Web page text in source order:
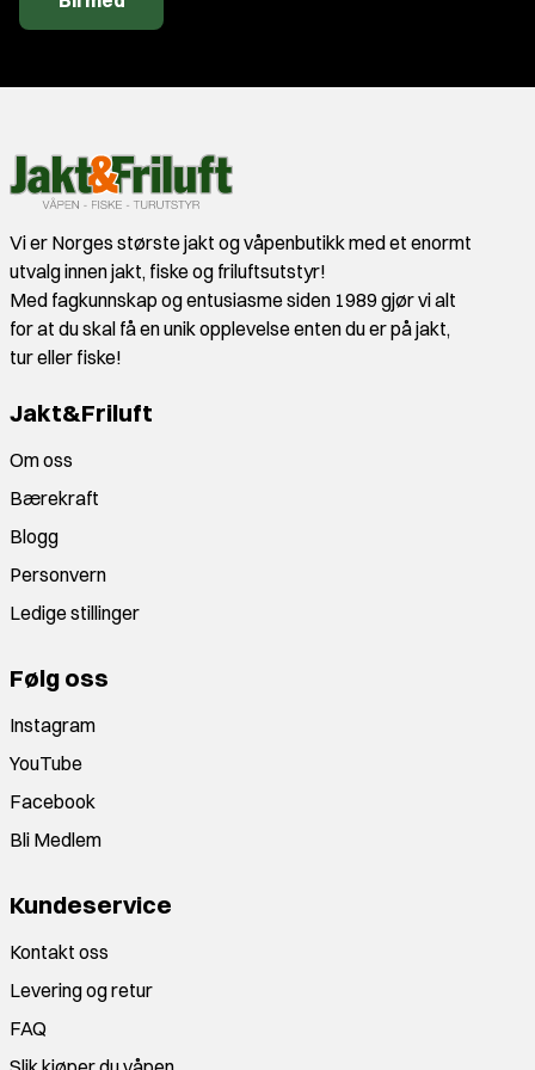
Vi er Norges største jakt og våpenbutikk med et enormt
utvalg innen jakt, fiske og friluftsutstyr!
Med fagkunnskap og entusiasme siden 1989 gjør vi alt
for at du skal få en unik opplevelse enten du er på jakt,
tur eller fiske!
Jakt&Friluft
Om oss
Bærekraft
Blogg
Personvern
Ledige stillinger
Følg oss
Instagram
YouTube
Facebook
Bli Medlem
Kundeservice
Kontakt oss
Levering og retur
FAQ